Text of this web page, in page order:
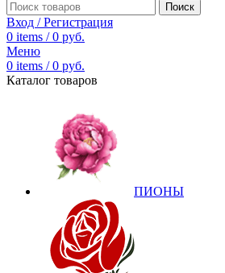
Поиск
Вход / Регистрация
0 items / 0 руб.
Меню
0 items / 0 руб.
Каталог товаров
ПИОНЫ